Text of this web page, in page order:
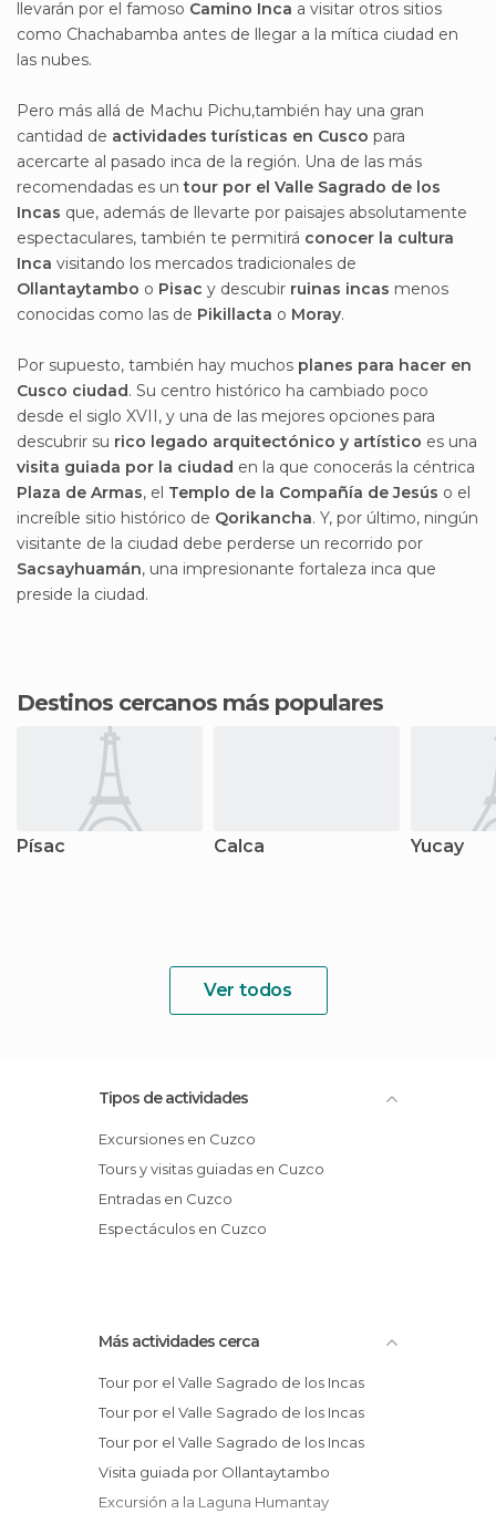
llevarán por el famoso Camino Inca a visitar otros sitios
como Chachabamba antes de llegar a la mítica ciudad en
las nubes.
Pero más allá de Machu Pichu,también hay una gran
cantidad de actividades turísticas en Cusco para
acercarte al pasado inca de la región. Una de las más
recomendadas es untour por el Valle Sagrado de los
Incas que, además de llevarte por paisajes absolutamente
espectaculares, también te permitirá conocer la cultura
Inca visitando los mercados tradicionales de
Ollantaytambo o Pisac y descubir ruinas incas menos
conocidas como las de Pikillacta o Moray.
Por supuesto, también hay muchos planes para hacer en
Cusco ciudad. Su centro histórico ha cambiado poco
desde el siglo XVII, y una de las mejores opciones para
descubrir su rico legado arquitectónico y artístico es una
visita guiada por la ciudad en la que conocerás la céntrica
Plaza de Armas, el Templo de la Compañía de Jesús o el
increíble sitio histórico de Qorikancha. Y, por último, ningún
visitante de la ciudad debe perderse un recorrido por
Sacsayhuamán, una impresionante fortaleza inca que
preside la ciudad.
Destinos cercanos más populares
Písac Calca Yucay
Ver todos
Tipos de actividades
Excursiones en Cuzco
Tours y visitas guiadas en Cuzco
Entradas en Cuzco
Espectáculos en Cuzco
Más actividades cerca
Tour por el Valle Sagrado de los Incas
Tour por el Valle Sagrado de los Incas
Tour por el Valle Sagrado de los Incas
Visita guiada por Ollantaytambo
Excursión a la Laguna Humantay